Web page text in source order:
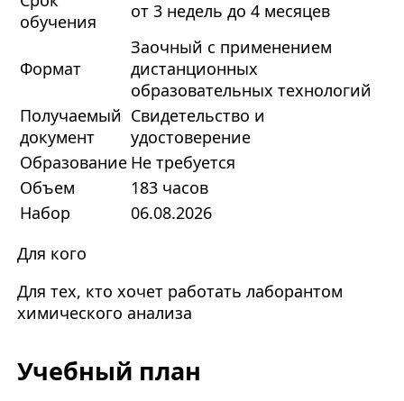
обучения
от 3 недель до 4 месяцев
Формат
Заочный с применением
дистанционных
образовательных технологий
Получаемый
документ
Свидетельство и
удостоверение
Образование Не требуется
Объем
183 часов
Набор
06.08.2026
Для кого
Для тех, кто хочет работать лаборантом
химического анализа
Учебный план